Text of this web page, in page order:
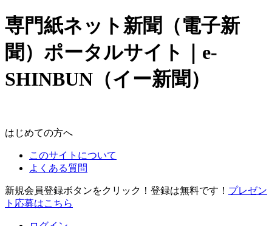
専門紙ネット新聞（電子新
聞）ポータルサイト｜e-
SHINBUN（イー新聞）
はじめての方へ
このサイトについて
よくある質問
新規会員登録ボタンをクリック！登録は無料です！ プレゼン
ト応募はこちら